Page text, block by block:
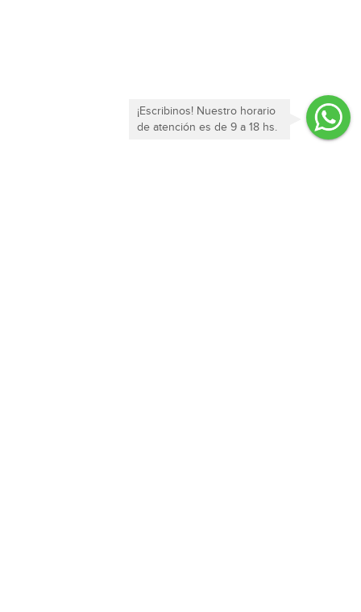
¡Escribinos! Nuestro horario
de atención es de 9 a 18 hs.